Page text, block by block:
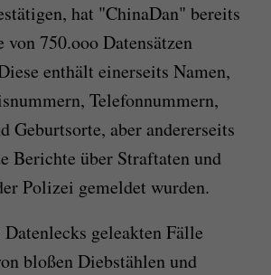
hat "ChinaDan" bereits
von 750.ooo Datensätzen
enthält einerseits Namen,
Telefonnummern,
Geburtsorte, aber andererseits
Berichte über Straftaten und
Polizei gemeldet wurden.
geleakten Fälle
bloßen Diebstählen und